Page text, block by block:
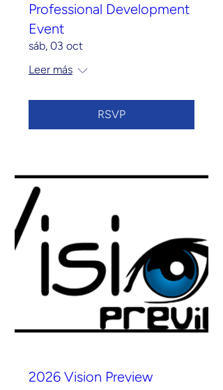
Professional Development
Event
sáb, 03 oct
Leer más
RSVP
2026 Vision Preview